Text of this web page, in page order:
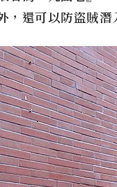
，還可以防盜賊